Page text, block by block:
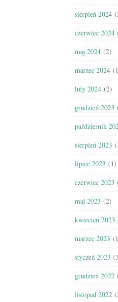
sierpień 2024
czerwiec 2024
maj 2024 (2)
marzec 2024
luty 2024 (2)
grudzień 2023
październik
sierpień 2023
lipiec 2023 (1)
czerwiec 2023
maj 2023 (2)
kwiecień 2023
marzec 2023
styczeń 2023
grudzień 2022
listopad 2022